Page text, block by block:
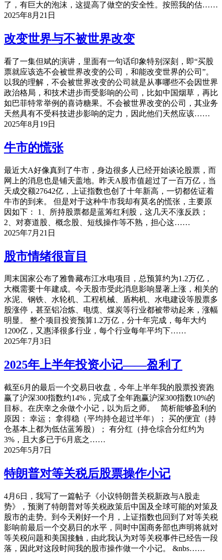
了，有巨大的泡沫，这提高了做空的安全性。按照我的估……
2025年8月21日
改变世界与不被世界改变
看了一集但斌的演讲，里面有一句话印象特别深刻，即“买股
票就应该选不会被世界改变的公司，和能改变世界的公司”。
以我的理解，不会被世界改变的公司就是从事哪些不会因世界
政治格局，和技术进步而受影响的公司，比如中国烟草，再比
如巴菲特常举例的喜诗糖果。不会被世界改变的公司，其业务
天然具有不受科技进步影响的定力，因此他们天然应该……
2025年8月19日
牛市的慌张
最近大A好像真到了牛市，身边很多人已经开始谈论股票，而
网上的消息也是铺天盖地。昨天A股市值超过了一百万亿，当
天成交额27642亿，上证指数也创了十年新高，一切都佐证着
牛市的到来。 但是对于这种牛市我却有莫名的慌张，主要原
因如下： 1、所持股票都是蓝筹红利股，这几天不涨反跌；
2、对赛道股、概念股、短线操作等不熟，担心这……
2025年7月21日
股市情绪很盲目
周末国家公布了雅鲁藏布江水电项目，总预算约为1.2万亿，
大概需要十年建成。今天股市受此消息影响显著上涨，相关的
水泥、钢铁、水轮机、工程机械、盾构机、水电建设等股票多
股涨停，甚至铝冶炼、电缆、煤炭等行业都被带动起来，涨幅
明显。 整个项目投资预算1.2万亿，分十年完成，每年大约
1200亿，又惠泽很多行业，每个行业每年平均下……
2025年7月3日
2025年上半年投资小记——盈利了
截至6月的最后一个交易日收盘，今年上半年我的股票投资跑
赢了沪深300指数约14%，完成了全年跑赢沪深300指数10%的
目标。在庆幸之余做个小记，以为后之师。 简析能够盈利的
原因： 幸运； 拿得稳（平均持仓超过半年）； 买的便宜（持
仓基本上都为低估蓝筹股）； 有分红（持仓综合分红约为
3%，且大多已于6月底之……
2025年5月7日
特朗普对等关税后股票操作小记
4月6日，我写了一篇帖子《小议特朗普关税新政与A股走
势》，预测了特朗普对等关税政策后中国及全球可能的对策及
股市的走势。到今天刚好一个月，上证指数也回到了对等关税
影响前最后一个交易日的水平，同时中国商务部也声明将就对
等关税问题和美国接触，由此我认为对等关税事件已经告一段
落，因此对这段时间我的股市操作做一个小记。 &nbs……